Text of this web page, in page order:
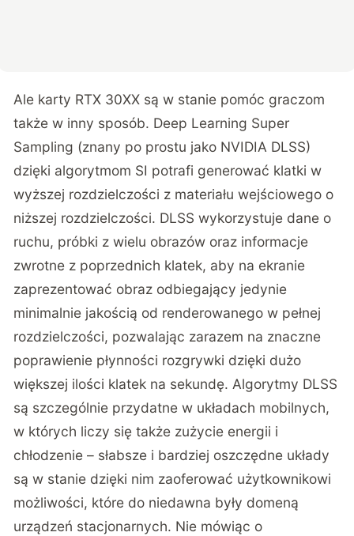
Ale karty RTX 30XX są w stanie pomóc graczom
także w inny sposób. Deep Learning Super
Sampling (znany po prostu jako NVIDIA DLSS)
dzięki algorytmom SI potrafi generować klatki w
wyższej rozdzielczości z materiału wejściowego o
niższej rozdzielczości. DLSS wykorzystuje dane o
ruchu, próbki z wielu obrazów oraz informacje
zwrotne z poprzednich klatek, aby na ekranie
zaprezentować obraz odbiegający jedynie
minimalnie jakością od renderowanego w pełnej
rozdzielczości, pozwalając zarazem na znaczne
poprawienie płynności rozgrywki dzięki dużo
większej ilości klatek na sekundę. Algorytmy DLSS
są szczególnie przydatne w układach mobilnych,
w których liczy się także zużycie energii i
chłodzenie – słabsze i bardziej oszczędne układy
są w stanie dzięki nim zaoferować użytkownikowi
możliwości, które do niedawna były domeną
urządzeń stacjonarnych. Nie mówiąc o